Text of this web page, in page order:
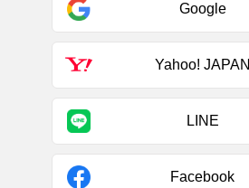
Google
Yahoo! JAPAN
LINE
Facebook